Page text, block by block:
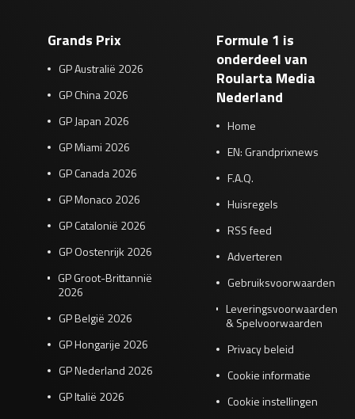
Grands Prix
GP Australië 2026
GP China 2026
GP Japan 2026
GP Miami 2026
GP Canada 2026
GP Monaco 2026
GP Catalonië 2026
GP Oostenrijk 2026
GP Groot-Brittannië
2026
GP België 2026
GP Hongarije 2026
GP Nederland 2026
GP Italië 2026
Formule 1 is
onderdeel van
Roularta Media
Nederland
Home
EN: Grandprixnews
F.A.Q.
Huisregels
RSS feed
Adverteren
Gebruiksvoorwaarden
Leveringsvoorwaarden
& Spelvoorwaarden
Privacy beleid
Cookie informatie
Cookie instellingen